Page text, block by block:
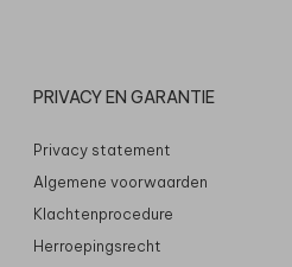
PRIVACY EN GARANTIE
Privacy statement
Algemene voorwaarden
Klachtenprocedure
Herroepingsrecht